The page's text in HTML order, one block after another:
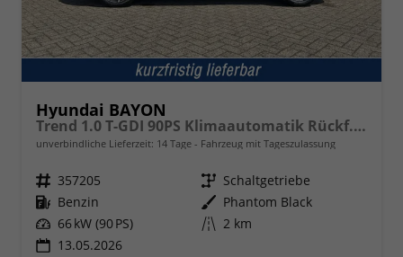
Hyundai BAYON
Trend 1.0 T-GDI 90PS Klimaautomatik Rückf.Kamera Parksensoren Sitzheizung Lenkradheizung Bluetooth Touchscreen Tempomat Apple CarPlay + Android Auto 16"LM
unverbindliche Lieferzeit: 14 Tage Fahrzeug mit Tageszulassung
Fahrzeugnr. 357205 Getriebe Schaltgetriebe
Kraftstoff Benzin Außenfarbe Phantom Black
Leistung 66 kW (90 PS) Kilometerstand 2 km
13.05.2026